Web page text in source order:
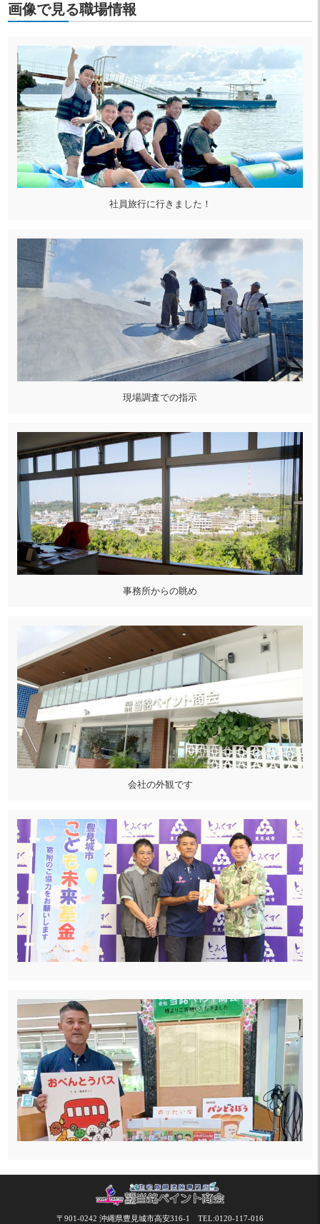
画像で見る職場情報
社員旅行に行きました！
現場調査での指示
事務所からの眺め
会社の外観です
〒901-0242 沖縄県豊見城市高安316-1 TEL:0120-117-016